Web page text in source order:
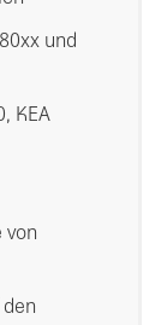
und
KEA
von